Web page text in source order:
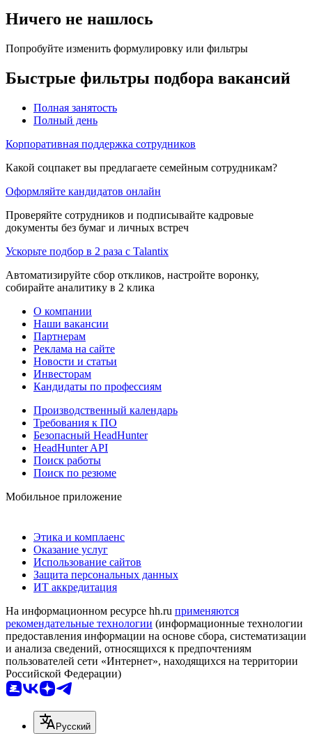
Ничего не нашлось
Попробуйте изменить формулировку или фильтры
Быстрые фильтры подбора вакансий
Полная занятость
Полный день
Корпоративная поддержка сотрудников
Какой соцпакет вы предлагаете семейным сотрудникам?
Оформляйте кандидатов онлайн
Проверяйте сотрудников и подписывайте кадровые
документы без бумаг и личных встреч
Ускорьте подбор в 2 раза с Talantix
Автоматизируйте сбор откликов, настройте воронку,
собирайте аналитику в 2 клика
О компании
Наши вакансии
Партнерам
Реклама на сайте
Новости и статьи
Инвесторам
Кандидаты по профессиям
Производственный календарь
Требования к ПО
Безопасный HeadHunter
HeadHunter API
Поиск работы
Поиск по резюме
Мобильное приложение
Этика и комплаенс
Оказание услуг
Использование сайтов
Защита персональных данных
ИТ аккредитация
На информационном ресурсе hh.ru применяются
рекомендательные технологии (информационные технологии
предоставления информации на основе сбора, систематизации
и анализа сведений, относящихся к предпочтениям
пользователей сети «Интернет», находящихся на территории
Российской Федерации)
Русский